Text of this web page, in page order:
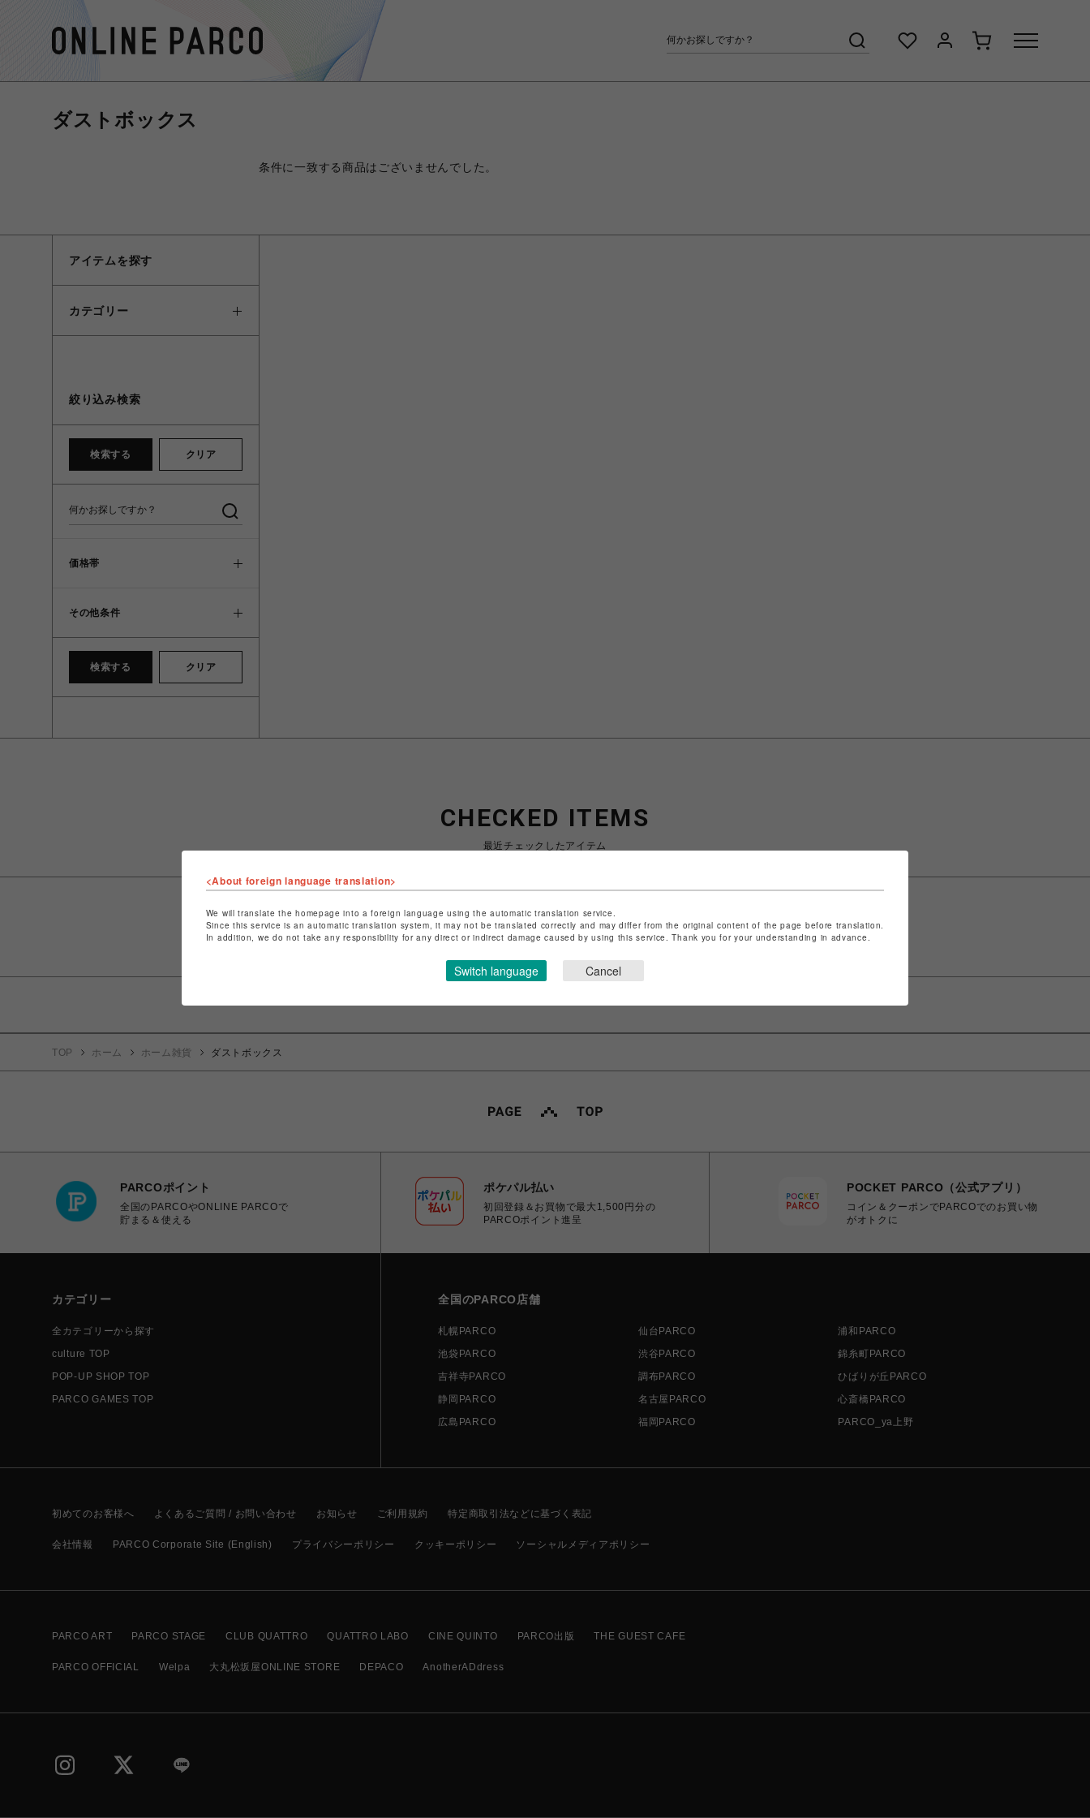
ダストボックス
アイテムを探す
カテゴリー
絞り込み検索
検索する クリア
価格帯
その他条件
検索する クリア
条件に一致する商品はございませんでした。
CHECKED ITEMS
最近チェックしたアイテム
最近見た商品がありません。
TOP ホーム ホーム雑貨 ダストボックス
PARCOポイント
全国のPARCOやONLINE PARCOで
貯まる＆使える
ポケパル払い
初回登録＆お買物で最大1,500円分の
PARCOポイント進呈
POCKET PARCO（公式アプリ）
コイン＆クーポンでPARCOでのお買い物
がオトクに
カテゴリー
全カテゴリーから探す
culture TOP
POP-UP SHOP TOP
PARCO GAMES TOP
全国のPARCO店舗
札幌PARCO 仙台PARCO
浦和PARCO
池袋PARCO
渋谷PARCO
錦糸町PARCO
吉祥寺PARCO
調布PARCO
ひばりが丘PARCO
静岡PARCO
名古屋PARCO
心斎橋PARCO
広島PARCO
福岡PARCO PARCO_ya上野
初めてのお客様へ よくあるご質問 / お問い合わせ お知らせ ご利用規約 特定商取引法などに基づく表記
会社情報 PARCO Corporate Site (English) プライバシーポリシー クッキーポリシー ソーシャルメディアポリシー
PARCO ART PARCO STAGE CLUB QUATTRO QUATTRO LABO CINE QUINTO PARCO出版 THE GUEST CAFE
PARCO OFFICIAL Welpa 大丸松坂屋ONLINE STORE DEPACO AnotherADdress
<About foreign language translation>
We will translate the homepage into a foreign language using the automatic translation service.
Since this service is an automatic translation system, it may not be translated correctly and may differ from the original content of the page before translation.
In addition, we do not take any responsibility for any direct or indirect damage caused by using this service. Thank you for your understanding in advance.
Switch language Cancel